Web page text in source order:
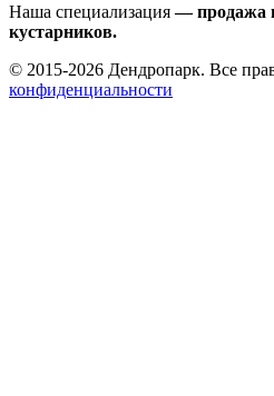
Наша специализация— продажа
кустарников.
© 2015-2026 Дендропарк. Все
конфиденциальности